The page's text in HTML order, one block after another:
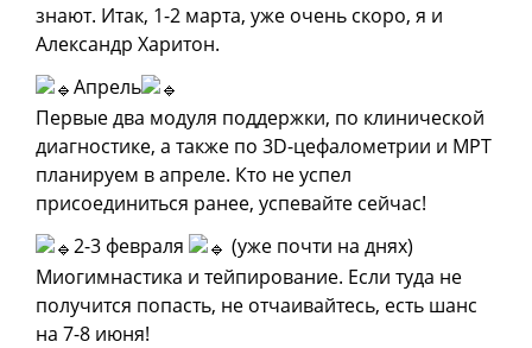
знают. Итак, 1-2 марта, уже очень скоро, я и
Александр Харитон.
Апрель
Первые два модуля поддержки, по клинической
диагностике, а также по 3D-цефалометрии и МРТ
планируем в апреле. Кто не успел
присоединиться ранее, успевайте сейчас!
2-3 февраля
(уже почти на днях)
Миогимнастика и тейпирование. Если туда не
получится попасть, не отчаивайтесь, есть шанс
на 7-8 июня!